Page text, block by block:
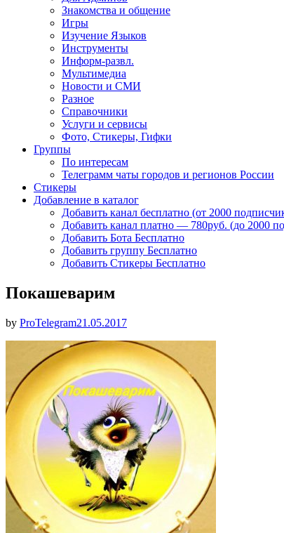
Знакомства и общение
Игры
Изучение Языков
Инструменты
Информ-развл.
Мультимедиа
Новости и СМИ
Разное
Справочники
Услуги и сервисы
Фото, Стикеры, Гифки
Группы
По интересам
Телеграмм чаты городов и регионов России
Стикеры
Добавление в каталог
Добавить канал бесплатно (от 2000
Добавить канал платно — 780руб. (до 2000
Добавить Бота Бесплатно
Добавить группу Бесплатно
Добавить Стикеры Бесплатно
Покашеварим
by ProTelegramОпубликовано
21.05.2017